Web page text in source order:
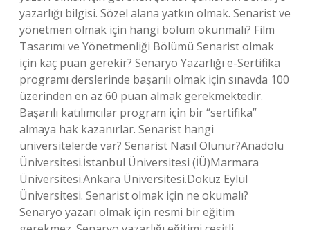
yazarlığı bilgisi. Sözel alana yatkın olmak. Senarist ve
yönetmen olmak için hangi bölüm okunmalı? Film
Tasarımı ve Yönetmenliği Bölümü Senarist olmak
için kaç puan gerekir? Senaryo Yazarlığı e-Sertifika
programı derslerinde başarılı olmak için sınavda 100
üzerinden en az 60 puan almak gerekmektedir.
Başarılı katılımcılar program için bir “sertifika”
almaya hak kazanırlar. Senarist hangi
üniversitelerde var? Senarist Nasıl Olunur?Anadolu
Üniversitesi.İstanbul Üniversitesi (İÜ)Marmara
Üniversitesi.Ankara Üniversitesi.Dokuz Eylül
Üniversitesi. Senarist olmak için ne okumalı?
Senaryo yazarı olmak için resmi bir eğitim